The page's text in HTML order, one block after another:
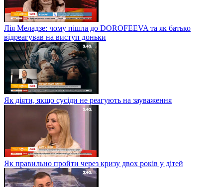
Лія Меладзе: чому пішла до DOROFEEVA та як батько
відреагував на виступ доньки
Як діяти, якщо сусіди не реагують на зауваження
Як правильно пройти через кризу двох років у дітей